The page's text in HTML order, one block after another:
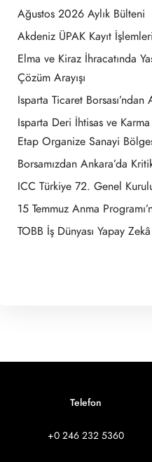
Ağustos 2026 Aylık Bülteni
Akdeniz ÜPAK Kayıt İşlemleri
Elma ve Kiraz İhracatında
Çözüm Arayışı
Isparta Ticaret Borsası’ndan
Isparta Deri İhtisas ve
Etap Organize Sanayi
Borsamızdan Ankara’da
ICC Türkiye 72. Genel
15 Temmuz Anma
TOBB İş Dünyası Yapay
Telefon
+0 246 232 5360